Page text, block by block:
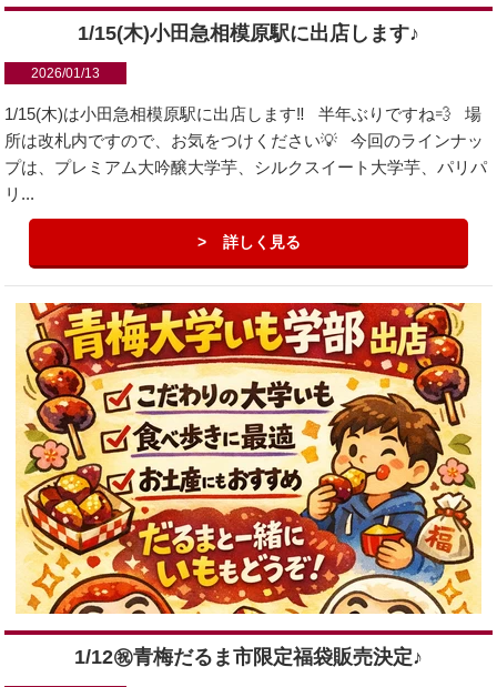
1/15(木)小田急相模原駅に出店します♪
2026/01/13
1/15(木)は小田急相模原駅に出店します‼️ 半年ぶりですね💨 場
所は改札内ですので、お気をつけください💡 今回のラインナッ
プは、プレミアム大吟醸大学芋、シルクスイート大学芋、パリパ
リ...
詳しく見る
1/12㊗︎青梅だるま市限定福袋販売決定♪